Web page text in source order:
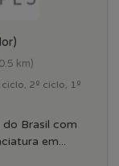
km)
2º ciclo, 1º
do Brasil com
em...